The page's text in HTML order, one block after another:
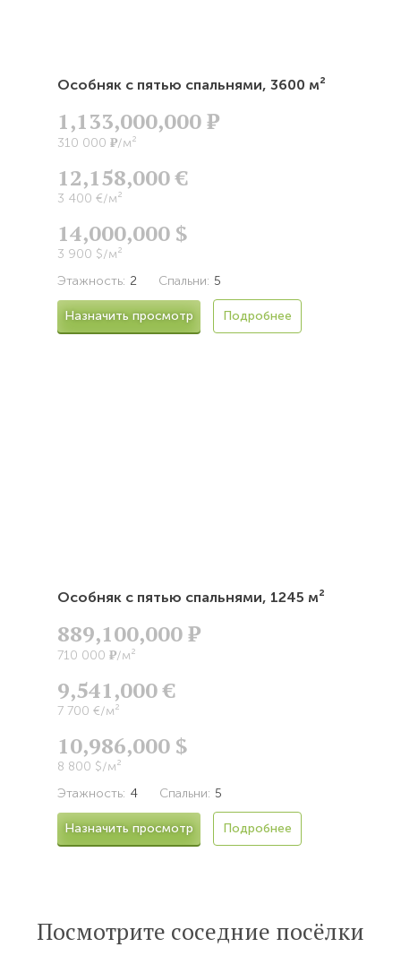
Особняк с пятью спальнями, 3600 м²
1,133,000,000Р
310 000 Р/м²
12,158,000 €
3 400 €/м²
14,000,000 $
3 900 $/м²
Этажность: 2 Спальни: 5
Назначить просмотр Подробнее
Особняк с пятью спальнями, 1245 м²
889,100,000Р
710 000 Р/м²
9,541,000 €
7 700 €/м²
10,986,000 $
8 800 $/м²
Этажность: 4 Спальни: 5
Назначить просмотр Подробнее
Посмотрите соседние посёлки